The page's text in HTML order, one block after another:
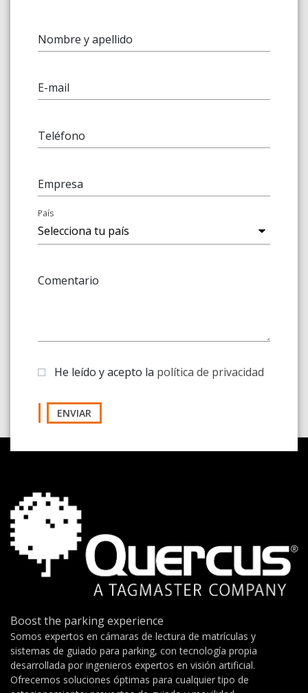
Nombre y apellido
E-mail
Teléfono
Empresa
País
Comentario
He leído y acepto la política de privacidad
ENVIAR
Boost the parking experience
Somos expertos en cámaras de lectura de matrículas y
sistemas de guiado para parking, con tecnología propia
desarrollada por ingenieros expertos en visión artificial.
Ofrecemos soluciones óptimas para cualquier tipo de